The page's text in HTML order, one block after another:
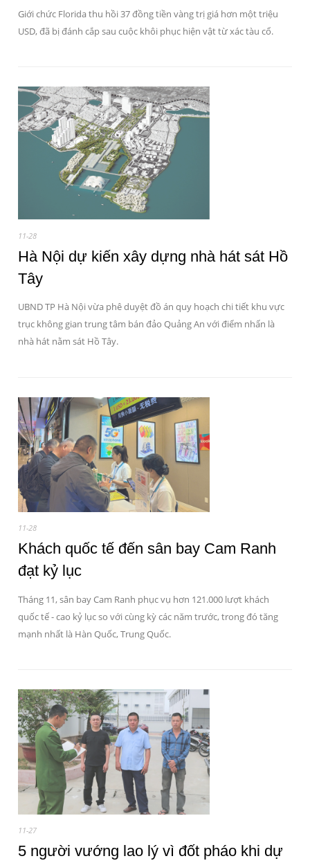
Giới chức Florida thu hồi 37 đồng tiền vàng trị giá hơn một triệu
USD, đã bị đánh cắp sau cuộc khôi phục hiện vật từ xác tàu cổ.
11-28
Hà Nội dự kiến xây dựng nhà hát sát Hồ
Tây
UBND TP Hà Nội vừa phê duyệt đồ án quy hoạch chi tiết khu vực
trục không gian trung tâm bán đảo Quảng An với điểm nhấn là
nhà hát nằm sát Hồ Tây.
11-28
Khách quốc tế đến sân bay Cam Ranh
đạt kỷ lục
Tháng 11, sân bay Cam Ranh phục vụ hơn 121.000 lượt khách
quốc tế - cao kỷ lục so với cùng kỳ các năm trước, trong đó tăng
mạnh nhất là Hàn Quốc, Trung Quốc.
11-27
5 người vướng lao lý vì đốt pháo khi dự